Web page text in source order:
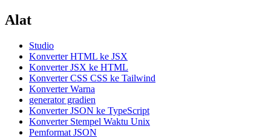
Alat
Studio
Konverter HTML ke JSX
Konverter JSX ke HTML
Konverter CSS CSS ke Tailwind
Konverter Warna
generator gradien
Konverter JSON ke TypeScript
Konverter Stempel Waktu Unix
Pemformat JSON